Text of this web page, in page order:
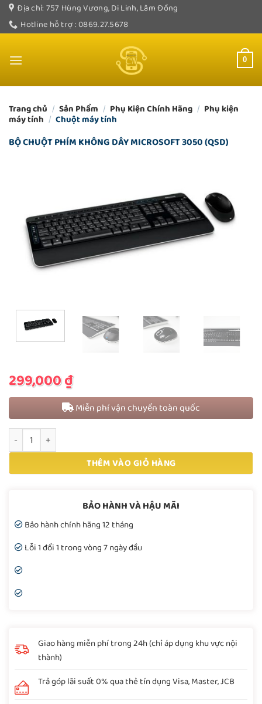
Bỏ
qua
nội
Địa chỉ: 757 Hùng Vương, Di Linh, Lâm Đồng
Hotline hỗ trợ : 0869.27.5678
0
Trang chủ / Sản Phẩm / Phụ Kiện Chính Hãng / Phụ kiện
máy tính / Chuột máy tính
BỘ CHUỘT PHÍM KHÔNG DÂY MICROSOFT 3050 (QSD)
299,000₫
Miễn phí vận chuyển toàn quốc
BỘ CHUỘT PHÍM KHÔNG DÂY MICROSOFT 3050 (QSD) số lượng
THÊM VÀO GIỎ HÀNG
BẢO HÀNH VÀ HẬU MÃI
Bảo hành chính hãng 12 tháng
Lỗi 1 đổi 1 trong vòng 7 ngày đầu
Giao hàng miễn phí trong 24h (chỉ áp dụng khu vực nội
thành)
Trả góp lãi suất 0% qua thẻ tín dụng Visa, Master, JCB